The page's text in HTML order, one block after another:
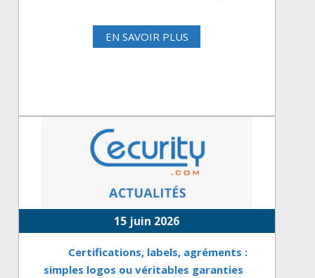
EN SAVOIR PLUS
15 juin 2026
Certifications, labels, agréments :
simples logos ou véritables garanties